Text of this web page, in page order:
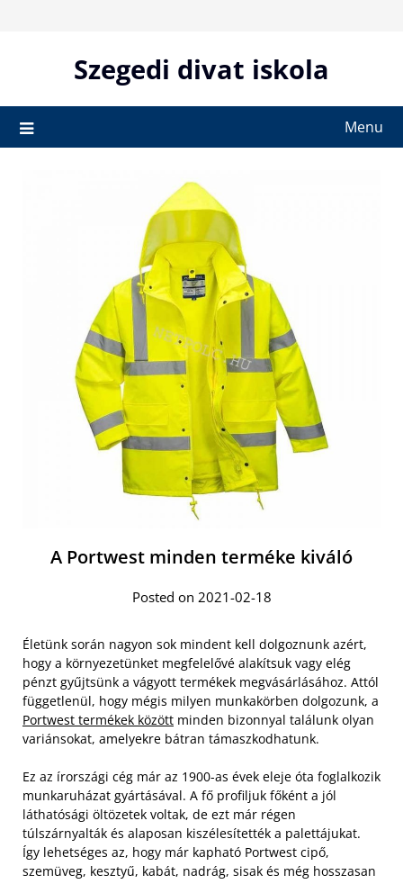
Szegedi divat iskola
Menu
A Portwest minden terméke kiváló
Posted on 2021-02-18
Életünk során nagyon sok mindent kell dolgoznunk azért,
hogy a környezetünket megfelelővé alakítsuk vagy elég
pénzt gyűjtsünk a vágyott termékek megvásárlásához. Attól
függetlenül, hogy mégis milyen munkakörben dolgozunk, a
Portwest termékek között minden bizonnyal találunk olyan
variánsokat, amelyekre bátran támaszkodhatunk.
Ez az írországi cég már az 1900-as évek eleje óta foglalkozik
munkaruházat gyártásával. A fő profiljuk főként a jól
láthatósági öltözetek voltak, de ezt már régen
túlszárnyalták és alaposan kiszélesítették a palettájukat.
Így lehetséges az, hogy már kapható Portwest cipő,
szemüveg, kesztyű, kabát, nadrág, sisak és még hosszasan